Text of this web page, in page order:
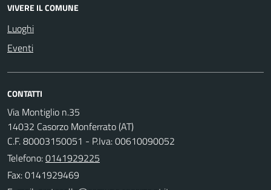
VIVERE IL COMUNE
Luoghi
Eventi
CONTATTI
Via Montiglio n.35
14032 Casorzo Monferrato (AT)
C.F. 80003150051 - P.Iva: 00610090052
Telefono:0141929225
Fax: 0141929469